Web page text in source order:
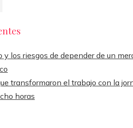
y los riesgos de depender de un
transformaron el trabajo con la
horas